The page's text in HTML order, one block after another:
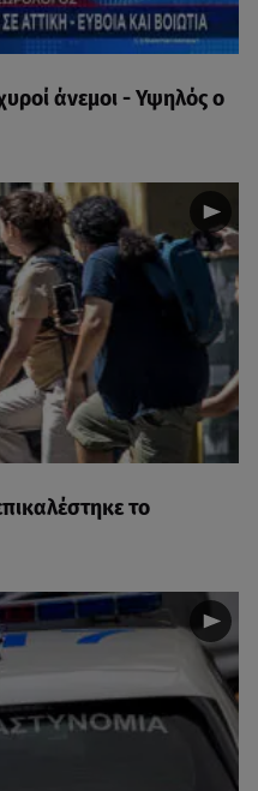
άνεμοι - Υψηλός ο
το